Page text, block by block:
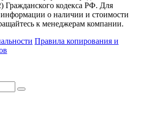
Гражданского кодекса РФ. Для
о наличии и стоимости
к менеджерам компании.
Правила копирования и